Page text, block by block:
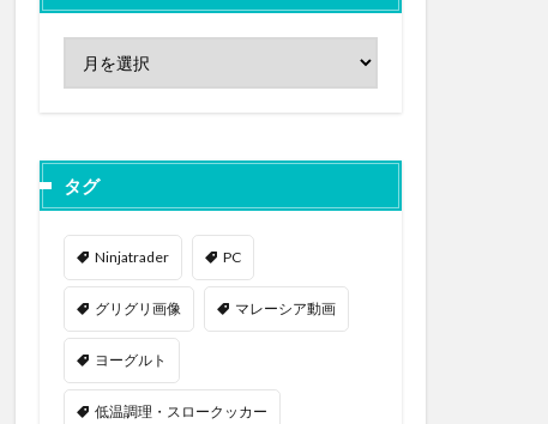
タグ
Ninjatrader PC
グリグリ画像 マレーシア動画
ヨーグルト
低温調理・スロークッカー